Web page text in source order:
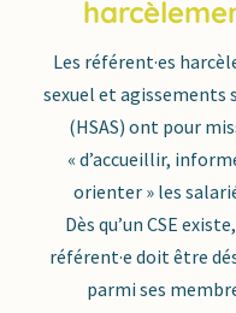
Les référent·es
sexuel et agissements
(HSAS) ont pour
« d’accueillir,
orienter » les
Dès qu’un CSE
référent·e doit être
parmi ses